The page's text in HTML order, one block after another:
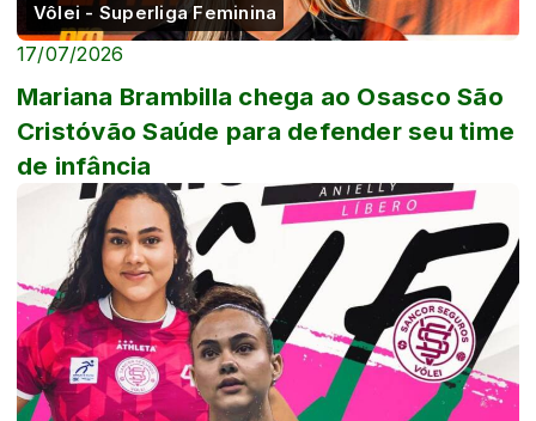
Vôlei - Superliga Feminina
17/07/2026
Mariana Brambilla chega ao Osasco São
Cristóvão Saúde para defender seu time
de infância